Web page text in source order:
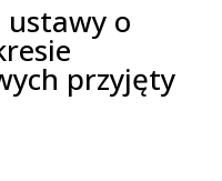
o
przyjęty